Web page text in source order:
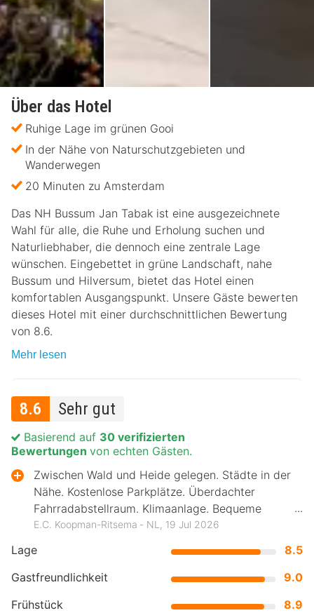
Über das Hotel
Ruhige Lage im grünen Gooi
In der Nähe von Naturschutzgebieten und
Wanderwegen
20 Minuten zu Amsterdam
Das NH Bussum Jan Tabak ist eine ausgezeichnete
Wahl für alle, die Ruhe und Erholung suchen und
Naturliebhaber, die dennoch eine zentrale Lage
wünschen. Eingebettet in grüne Landschaft, nahe
Bussum und Hilversum, bietet das Hotel einen
komfortablen Ausgangspunkt. Unsere Gäste bewerten
dieses Hotel mit einer durchschnittlichen Bewertung
von 8.6.
Mehr lesen
8.6 Sehr gut
Lage
8.5
Gastfreundlichkeit
9.0
Frühstück
8.9
Basierend auf 30 verifizierten
Bewertungen von echten Gästen.
Zwischen Wald und Heide gelegen. Städte in der
Nähe. Kostenlose Parkplätze. Überdachter
Fahrradabstellraum. Klimaanlage. Bequeme
Betten.
E.C. Koopman-Ritsema ‐ NL, 19 Jul 2026